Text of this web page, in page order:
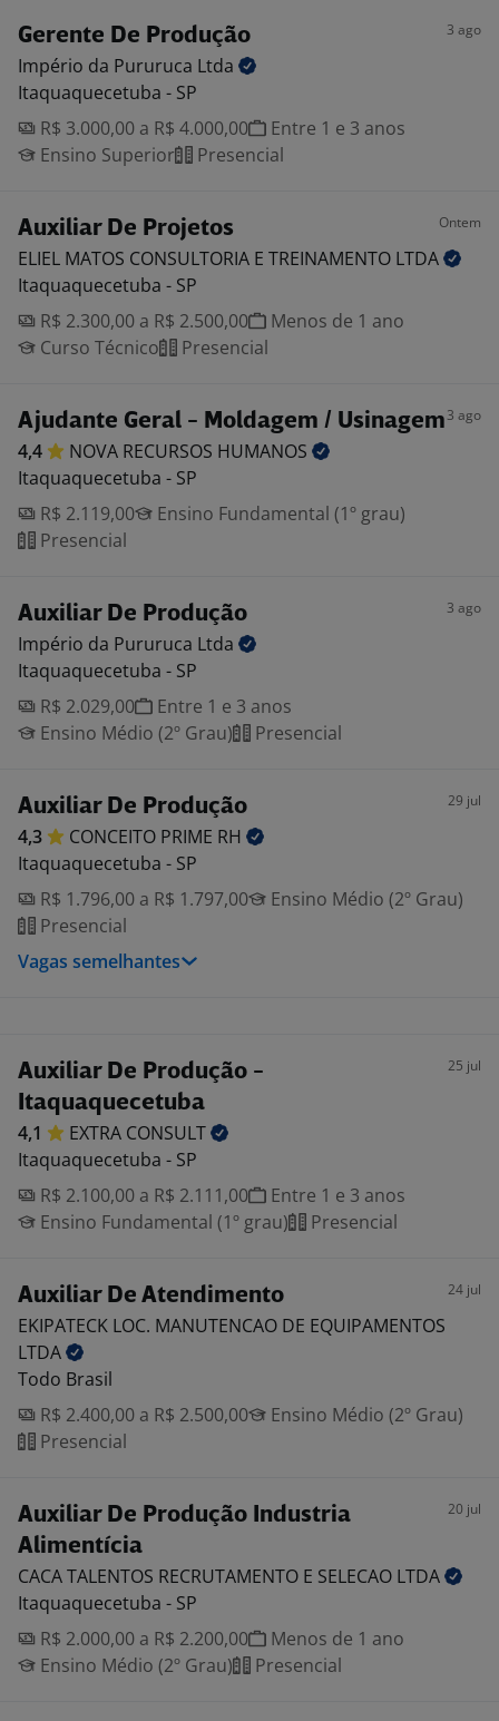
Gerente De Produção 3 ago
Império da Pururuca Ltda
Itaquaquecetuba - SP
R$ 3.000,00 a R$ 4.000,00
Entre 1 e 3 anos
Ensino Superior
Presencial
Auxiliar De Projetos Ontem
ELIEL MATOS CONSULTORIA E TREINAMENTO LTDA
Itaquaquecetuba - SP
R$ 2.300,00 a R$ 2.500,00
Menos de 1 ano
Curso Técnico
Presencial
Ajudante Geral - Moldagem / Usinagem3 ago
4,4 NOVA RECURSOS HUMANOS
Itaquaquecetuba - SP
R$ 2.119,00
Ensino Fundamental (1º grau)
Presencial
Auxiliar De Produção 3 ago
Império da Pururuca Ltda
Itaquaquecetuba - SP
R$ 2.029,00
Entre 1 e 3 anos
Ensino Médio (2º Grau)
Presencial
Auxiliar De Produção 29 jul
4,3 CONCEITO PRIME RH
Itaquaquecetuba - SP
R$ 1.796,00 a R$ 1.797,00
Ensino Médio (2º Grau)
Presencial
Vagas semelhantes
Auxiliar De Produção -
Itaquaquecetuba
25 jul
4,1 EXTRA CONSULT
Itaquaquecetuba - SP
R$ 2.100,00 a R$ 2.111,00
Entre 1 e 3 anos
Ensino Fundamental (1º grau)
Presencial
Auxiliar De Atendimento 24 jul
EKIPATECK LOC. MANUTENCAO DE EQUIPAMENTOS
LTDA
Todo Brasil
R$ 2.400,00 a R$ 2.500,00
Ensino Médio (2º Grau)
Presencial
Auxiliar De Produção Industria
Alimentícia
20 jul
CACA TALENTOS RECRUTAMENTO E SELECAO LTDA
Itaquaquecetuba - SP
R$ 2.000,00 a R$ 2.200,00
Menos de 1 ano
Ensino Médio (2º Grau)
Presencial